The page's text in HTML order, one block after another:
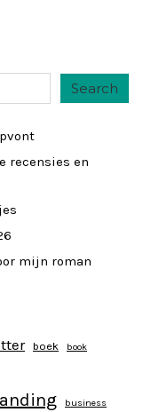
Search
recensies en
mijn roman
boek book
business